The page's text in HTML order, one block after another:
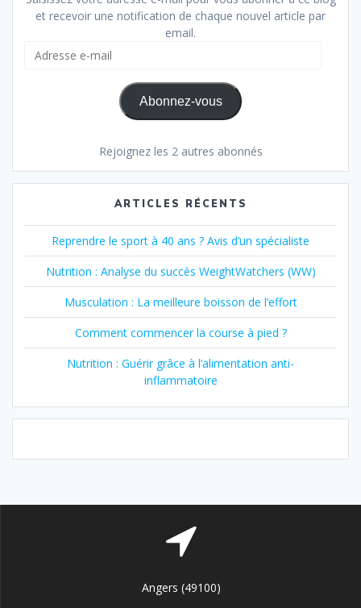
et recevoir une notification de chaque nouvel article par
email.
mail
Abonnez-vous
Rejoignez les 2 autres abonnés
ARTICLES RÉCENTS
Reprendre le sport à 40 ans ? Avis d’un spécialiste
Nutrition : Analyse du succès WeightWatchers (WW)
Musculation : La meilleure boisson de l’effort
Comment commencer la course à pied ?
Nutrition : Guérir grâce à l’alimentation anti-
inflammatoire
Angers (49100)